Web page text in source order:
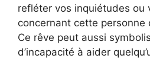
refléter vos inquiétudes ou
concernant cette personne
Ce rêve peut aussi
d’incapacité à aider